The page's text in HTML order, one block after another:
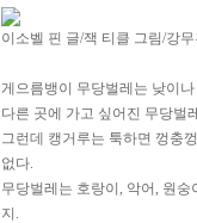
이소벨 핀 글/잭 티클 그림/강
게으름뱅이 무당벌레는 낮이
다른 곳에 가고 싶어진 무당벌
그런데 캥거루는 툭하면 껑충
없다.
무당벌레는 호랑이, 악어, 원
지.